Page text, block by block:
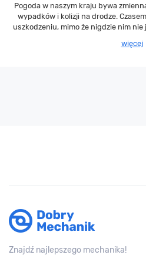
Pogoda w naszym kraju bywa
wypadków i kolizji na drodze.
uszkodzeniu, mimo że nigdzie nim nie
więcej
Znajdź najlepszego mechanika!